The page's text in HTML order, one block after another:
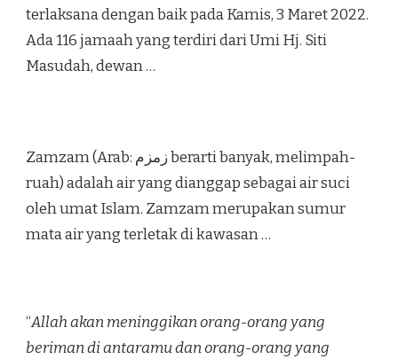
terlaksana dengan baik pada Kamis, 3 Maret 2022.
Ada 116 jamaah yang terdiri dari Umi Hj. Siti
Masudah, dewan …
Zamzam (Arab: زمزم‎ berarti banyak, melimpah-
ruah) adalah air yang dianggap sebagai air suci
oleh umat Islam. Zamzam merupakan sumur
mata air yang terletak di kawasan …
“Allah akan meninggikan orang-orang yang
beriman di antaramu dan orang-orang yang